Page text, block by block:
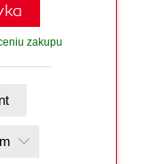
zakupu